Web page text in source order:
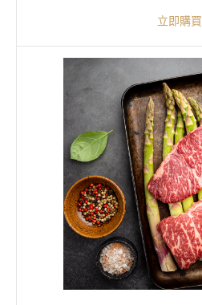
立即購買